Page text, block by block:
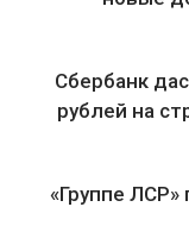
Сбербанк
рублей на
«Группе